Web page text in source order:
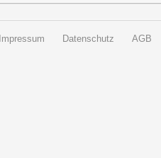
Impressum Datenschutz AGB